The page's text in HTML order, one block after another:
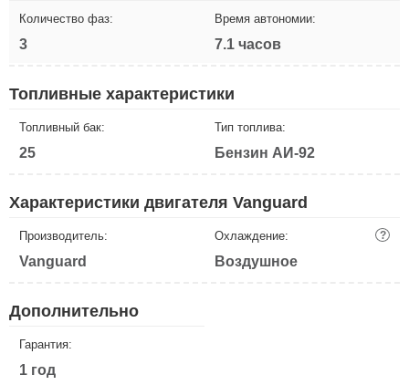
Количество фаз:
3
Время автономии:
7.1 часов
Топливные характеристики
Топливный бак:
25
Тип топлива:
Бензин АИ-92
Характеристики двигателя Vanguard
Производитель:
Vanguard
Охлаждение: ?
Воздушное
Дополнительно
Гарантия:
1 год